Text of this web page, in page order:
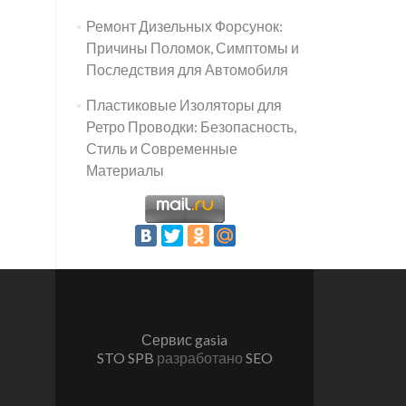
Ремонт Дизельных Форсунок:
Причины Поломок, Симптомы и
Последствия для Автомобиля
Пластиковые Изоляторы для
Ретро Проводки: Безопасность,
Стиль и Современные
Материалы
Сервис gasia
STO SPB разработано SEO